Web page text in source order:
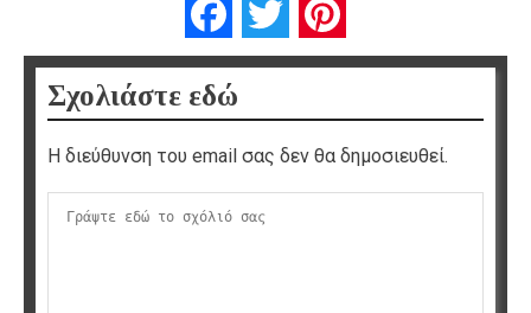
FacebookTwitter
Σχολιάστε εδώ
Η διεύθυνση του email σας δεν θα δημοσιευθεί.